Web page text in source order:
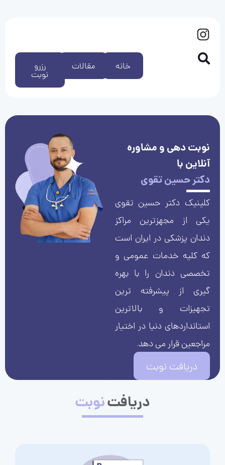
رزرو
نوبت
مقالات خانه
نوبت دهی و مشاوره
آنلاین با
دکتر حسین تقوی
کلینیک دکتر حسین تقوی
یکی از مجهزترین مراکز
دندان پزشکی در ایران است
که کلیه خدمات عمومی و
تخصصی دندان را با بهره
گیری از پیشرفته ترین
تجهیزات و بالاترین
استانداردهای دنیا در اختیار
مراجعین قرار می دهد.
دریافت نوبت
دریافتنوبت